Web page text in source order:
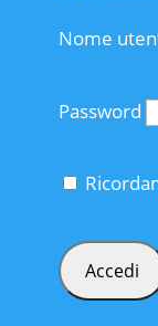
Nome
Password